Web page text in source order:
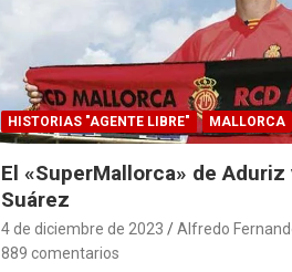
HISTORIAS "AGENTE LIBRE" MALLORCA
El «SuperMallorca» de Aduriz
Suárez
4 de diciembre de 2023
Alfredo
889 comentarios